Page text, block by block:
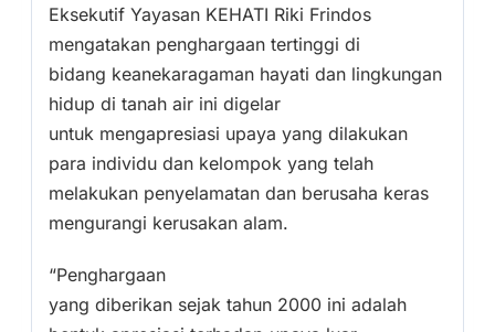
Eksekutif Yayasan KEHATI Riki Frindos
mengatakan penghargaan tertinggi di
bidang keanekaragaman hayati dan lingkungan
hidup di tanah air ini digelar
untuk mengapresiasi upaya yang dilakukan
para individu dan kelompok yang telah
melakukan penyelamatan dan berusaha keras
mengurangi kerusakan alam.
“Penghargaan
yang diberikan sejak tahun 2000 ini adalah